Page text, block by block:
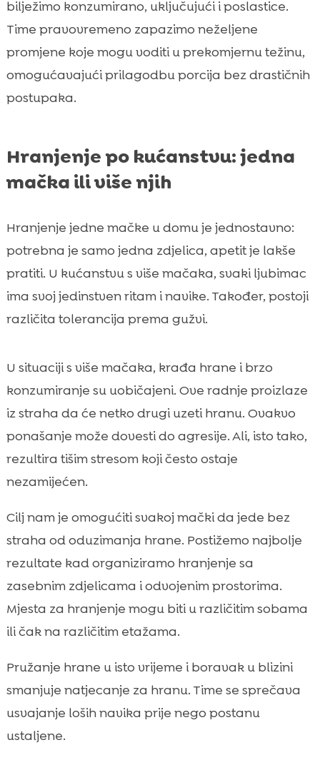
bilježimo konzumirano, uključujući i poslastice.
Time pravovremeno zapazimo neželjene
promjene koje mogu voditi u prekomjernu težinu,
omogućavajući prilagodbu porcija bez drastičnih
postupaka.
Hranjenje po kućanstvu: jedna
mačka ili više njih
Hranjenje jedne mačke u domu je jednostavno:
potrebna je samo jedna zdjelica, apetit je lakše
pratiti. U kućanstvu s više mačaka, svaki ljubimac
ima svoj jedinstven ritam i navike. Također, postoji
različita tolerancija prema gužvi.
U situaciji s više mačaka, krađa hrane i brzo
konzumiranje su uobičajeni. Ove radnje proizlaze
iz straha da će netko drugi uzeti hranu. Ovakvo
ponašanje može dovesti do agresije. Ali, isto tako,
rezultira tišim stresom koji često ostaje
nezamijećen.
Cilj nam je omogućiti svakoj mački da jede bez
straha od oduzimanja hrane. Postižemo najbolje
rezultate kad organiziramo hranjenje sa
zasebnim zdjelicama i odvojenim prostorima.
Mjesta za hranjenje mogu biti u različitim sobama
ili čak na različitim etažama.
Pružanje hrane u isto vrijeme i boravak u blizini
smanjuje natjecanje za hranu. Time se sprečava
usvajanje loših navika prije nego postanu
ustaljene.